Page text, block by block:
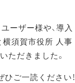
ーザー様や、導入
須賀市役所 人事
ただきました。
ご一読ください！